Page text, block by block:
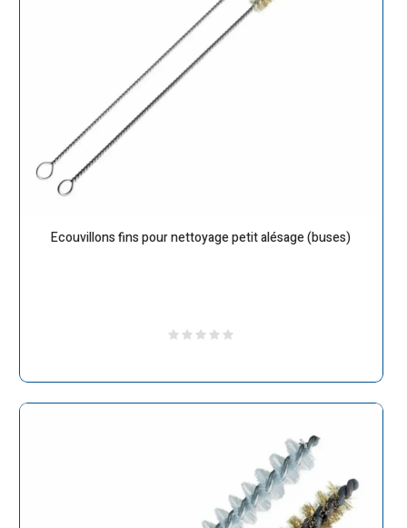
Ecouvillons fins pour nettoyage petit alésage (buses)